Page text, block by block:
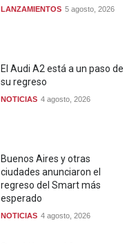
LANZAMIENTOS 5 agosto, 2026
El Audi A2 está a un paso de
su regreso
NOTICIAS 4 agosto, 2026
Buenos Aires y otras
ciudades anunciaron el
regreso del Smart más
esperado
NOTICIAS 4 agosto, 2026